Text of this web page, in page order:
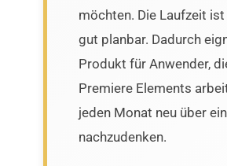
möchten. Die Laufzeit
gut planbar. Dadurch
Produkt für Anwender,
Premiere Elements
jeden Monat neu über
nachzudenken.